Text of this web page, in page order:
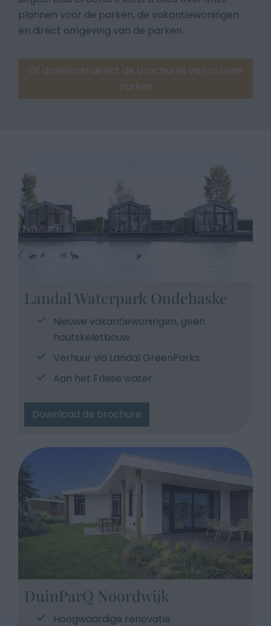
plannen voor de parken, de vakantiewoningen
en direct omgeving van de parken.
Of download direct de brochures van al onze
parken
Landal Waterpark Oudehaske
Nieuwe vakantiewoningen, geen
houtskeletbouw
Verhuur via Landal GreenParks
Aan het Friese water
Download de brochure
DuinParQ Noordwijk
Hoogwaardige renovatie